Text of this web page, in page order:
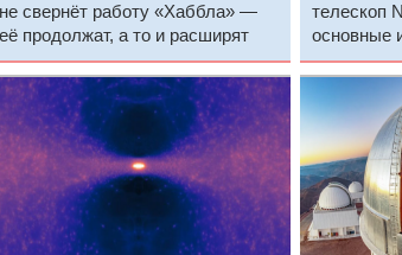
не свернёт работу «Хаббла» —
её продолжат, а то и расширят
телескоп
основные
запуска